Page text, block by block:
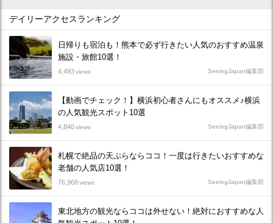
デイリーアクセスランキング
日帰りも宿泊も！熊本で必ず行きたい人気のおすすめ温泉
施設・旅館10選！
4,493views SeeingJapan編集部
【動画でチェック！】横浜初心者さんにもオススメ♪横浜
の人気観光スポット10選
4,840views SeeingJapan編集部
札幌で絶品の天ぷらならココ！一度は行きたいおすすめな
老舗の人気店10選！
76,968views SeeingJapan編集部
東北地方の観光ならココは外せない！絶対におすすめな人